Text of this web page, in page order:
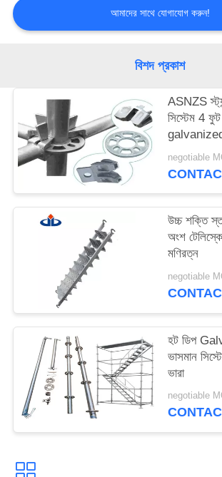
উদ্ধৃতির
জন্য
ম্যাপ
PRIVACY
POLICY
আমাদের সাথে যোগাযোগ করুন!
বিশদ প্রকাশ
ASNZS
সিস্টেম 4
negotiable
উচ্চ শক্তি
অংশ
মণিরত্ন
negotiable
হট ডিপ
ভাসমান
ভারা
negotiable